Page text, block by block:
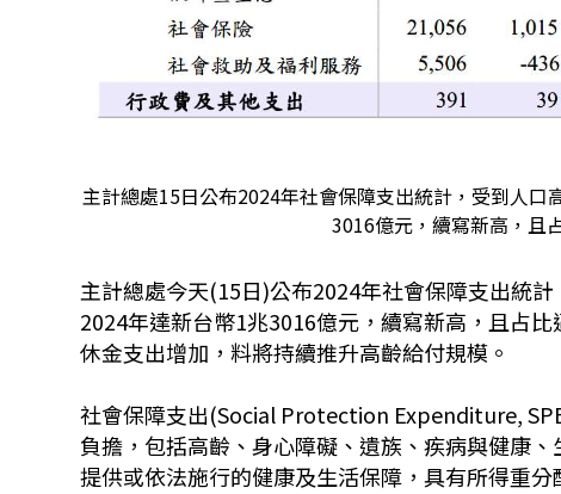
主計總處15日公布2024年社會保障支出統計，受到人
3016億元，續寫新高，且
主計總處今天(15日)公布2024年社會保障支出統
2024年達新台幣1兆3016億元，續寫新高，且占比
休金支出增加，料將持續推升高齡給付規模。
社會保障支出(Social Protection Expenditure,
負擔，包括高齡、身心障礙、遺族、疾病與健康
提供或依法施行的健康及生活保障，具有所得重分